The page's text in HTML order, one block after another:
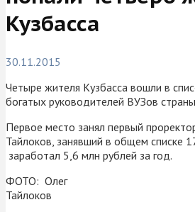
Кузбасса
30.11.2015
Четыре жителя Кузбасса вошли в
богатых руководителей ВУЗов
Первое место занял первый
Тайлоков, занявший в общем списке
заработал 5,6 млн рублей за год.
ФОТО: Олег
Тайлоков